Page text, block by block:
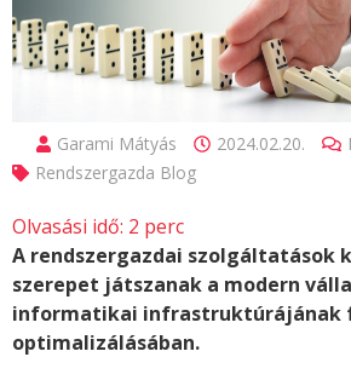
Garami Mátyás 2024.02.20.
Rendszergazda Blog
Olvasási idő: 2 perc
A rendszergazdai szolgáltatások
szerepet játszanak a modern
informatikai infrastruktúrájának
optimalizálásában.